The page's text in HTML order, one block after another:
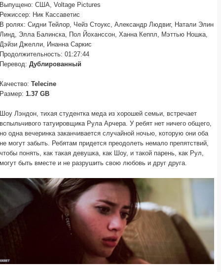
Выпущено: США, Voltage Pictures
Режиссер: Ник Кассаветис
В ролях: Сидни Тейлор, Чейз Стоукс, Александр Людвиг, Натали Элин
Линд, Элла Балинска, Пол Йоханссон, Ханна Кеппл, Мэттью Ношка,
Дэйзи Джелли, Инанна Саркис
Продолжительность: 01:27:44
Перевод: Дублированный
Качество: Telecine
Размер: 1.37 GB
Шоу Лэндон, тихая студентка меда из хорошей семьи, встречает
вспыльчивого татуировщика Рула Арчера. У ребят нет ничего общего,
но одна вечеринка заканчивается случайной ночью, которую они оба
не могут забыть. Ребятам придется преодолеть немало препятствий,
чтобы понять, как такая девушка, как Шоу, и такой парень, как Рул,
могут быть вместе и не разрушить свою любовь и друг друга.